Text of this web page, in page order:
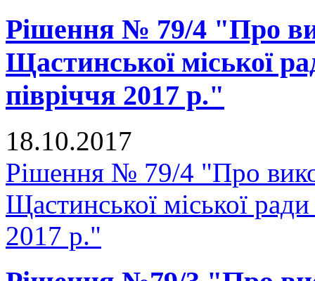
Рішення № 79/4 "Про
Щастинської міської
півріччя 2017 р."
18.10.2017
Рішення № 79/4 "Про
Щастинської міської
2017 р."